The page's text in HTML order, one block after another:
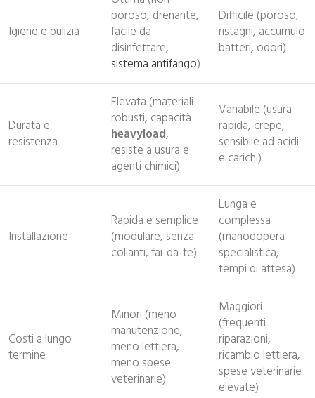
Igiene e pulizia
poroso, drenante,
facile da
disinfettare,
sistema antifango)
Difficile (poroso,
ristagni, accumulo
batteri, odori)
Durata e
resistenza
Elevata (materiali
robusti, capacità
heavyload,
resiste a usura e
agenti chimici)
Variabile (usura
rapida, crepe,
sensibile ad acidi
e carichi)
Installazione
Rapida e semplice
(modulare, senza
collanti, fai-da-te)
Lunga e
complessa
(manodopera
specialistica,
tempi di attesa)
Costi a lungo
termine
Minori (meno
manutenzione,
meno lettiera,
meno spese
veterinarie)
Maggiori
(frequenti
riparazioni,
ricambio lettiera,
spese veterinarie
elevate)